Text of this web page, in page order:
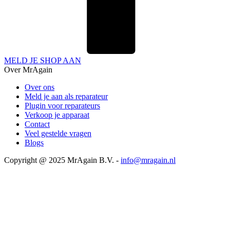
MELD JE SHOP AAN
Over MrAgain
Over ons
Meld je aan als reparateur
Plugin voor reparateurs
Verkoop je apparaat
Contact
Veel gestelde vragen
Blogs
Copyright @ 2025 MrAgain B.V. - info@mragain.nl